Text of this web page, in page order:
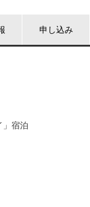
申し込み
」宿泊